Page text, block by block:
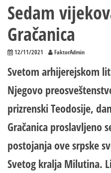
Sedam
Gračanica
12/11/2021 FaktorAdmin
Svetom arhijerejskom
Njegovo
prizrenski Teodosije,
Gračanica proslavljeno
postojanja ove srpske
Svetog kralja Milutina.